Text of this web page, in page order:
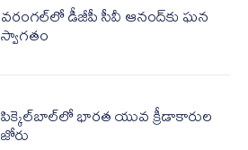
వరంగల్‌లో డీజీపీ సీవీ ఆనంద్‌కు ఘన
స్వాగతం
పిక్కెల్‌బాల్‌లో భారత యువ క్రీడాకారుల
జోరు